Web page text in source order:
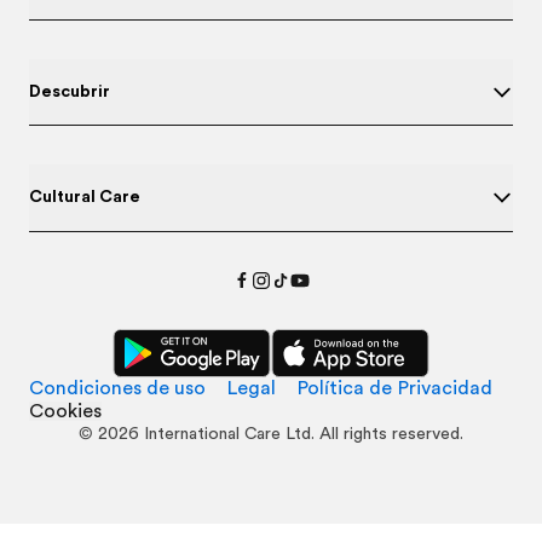
Descubrir
Cultural Care
Condiciones de uso Legal
Política de Privacidad
Cookies
© 2026 International Care Ltd. All rights reserved.